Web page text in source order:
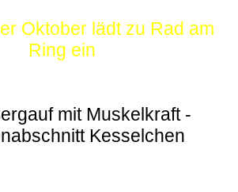
Oktober lädt zu Rad am
Ring ein
mit Muskelkraft -
Kesselchen